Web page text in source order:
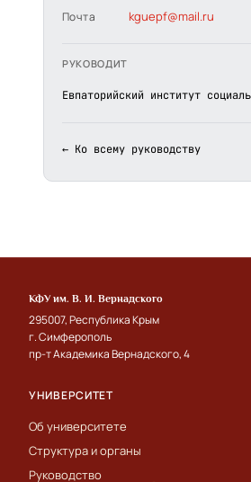
Почта kguepf@mail.ru
РУКОВОДИТ
Евпаторийский институт
← Ко всему руководству
КФУ им. В. И. Вернадского
295007, Республика Крым
г. Симферополь
пр-т Академика Вернадского, 4
УНИВЕРСИТЕТ
Об университете
Структура и органы
Руководство